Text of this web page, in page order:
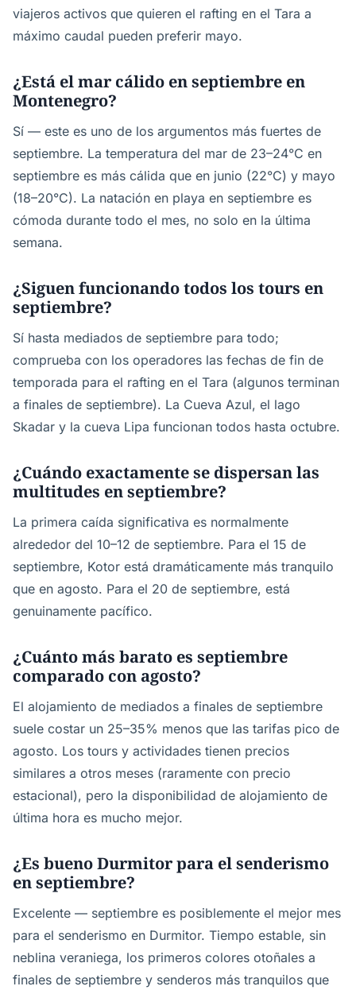
viajeros activos que quieren el rafting en el Tara a
máximo caudal pueden preferir mayo.
¿Está el mar cálido en septiembre en
Montenegro?
Sí — este es uno de los argumentos más fuertes de
septiembre. La temperatura del mar de 23–24°C en
septiembre es más cálida que en junio (22°C) y mayo
(18–20°C). La natación en playa en septiembre es
cómoda durante todo el mes, no solo en la última
semana.
¿Siguen funcionando todos los tours en
septiembre?
Sí hasta mediados de septiembre para todo;
comprueba con los operadores las fechas de fin de
temporada para el rafting en el Tara (algunos terminan
a finales de septiembre). La Cueva Azul, el lago
Skadar y la cueva Lipa funcionan todos hasta octubre.
¿Cuándo exactamente se dispersan las
multitudes en septiembre?
La primera caída significativa es normalmente
alrededor del 10–12 de septiembre. Para el 15 de
septiembre, Kotor está dramáticamente más tranquilo
que en agosto. Para el 20 de septiembre, está
genuinamente pacífico.
¿Cuánto más barato es septiembre
comparado con agosto?
El alojamiento de mediados a finales de septiembre
suele costar un 25–35% menos que las tarifas pico de
agosto. Los tours y actividades tienen precios
similares a otros meses (raramente con precio
estacional), pero la disponibilidad de alojamiento de
última hora es mucho mejor.
¿Es bueno Durmitor para el senderismo
en septiembre?
Excelente — septiembre es posiblemente el mejor mes
para el senderismo en Durmitor. Tiempo estable, sin
neblina veraniega, los primeros colores otoñales a
finales de septiembre y senderos más tranquilos que